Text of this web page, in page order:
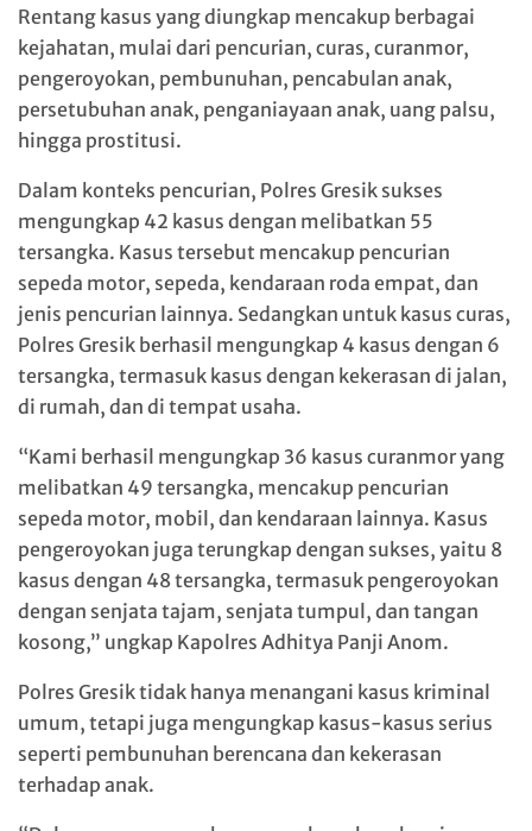
Rentang kasus yang diungkap mencakup berbagai
kejahatan, mulai dari pencurian, curas, curanmor,
pengeroyokan, pembunuhan, pencabulan anak,
persetubuhan anak, penganiayaan anak, uang palsu,
hingga prostitusi.
Dalam konteks pencurian, Polres Gresik sukses
mengungkap 42 kasus dengan melibatkan 55
tersangka. Kasus tersebut mencakup pencurian
sepeda motor, sepeda, kendaraan roda empat, dan
jenis pencurian lainnya. Sedangkan untuk kasus curas,
Polres Gresik berhasil mengungkap 4 kasus dengan 6
tersangka, termasuk kasus dengan kekerasan di jalan,
di rumah, dan di tempat usaha.
“Kami berhasil mengungkap 36 kasus curanmor yang
melibatkan 49 tersangka, mencakup pencurian
sepeda motor, mobil, dan kendaraan lainnya. Kasus
pengeroyokan juga terungkap dengan sukses, yaitu 8
kasus dengan 48 tersangka, termasuk pengeroyokan
dengan senjata tajam, senjata tumpul, dan tangan
kosong,” ungkap Kapolres Adhitya Panji Anom.
Polres Gresik tidak hanya menangani kasus kriminal
umum, tetapi juga mengungkap kasus-kasus serius
seperti pembunuhan berencana dan kekerasan
terhadap anak.